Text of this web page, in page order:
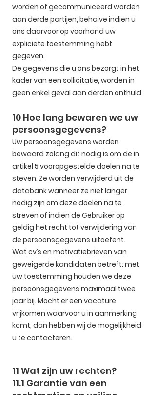
worden of gecommuniceerd worden
aan derde partijen, behalve indien u
ons daarvoor op voorhand uw
expliciete toestemming hebt
gegeven.
De gegevens die u ons bezorgt in het
kader van een sollicitatie, worden in
geen enkel geval aan derden onthuld.
10 Hoe lang bewaren we uw
persoonsgegevens?
Uw persoonsgegevens worden
bewaard zolang dit nodig is om de in
artikel 5 vooropgestelde doelen na te
steven. Ze worden verwijderd uit de
databank wanneer ze niet langer
nodig zijn om deze doelen na te
streven of indien de Gebruiker op
geldig het recht tot verwijdering van
de persoonsgegevens uitoefent.
Wat cv’s en motivatiebrieven van
geweigerde kandidaten betreft: met
uw toestemming houden we deze
persoonsgegevens maximaal twee
jaar bij. Mocht er een vacature
vrijkomen waarvoor u in aanmerking
komt, dan hebben wij de mogelijkheid
u te contacteren.
11 Wat zijn uw rechten?
11.1 Garantie van een